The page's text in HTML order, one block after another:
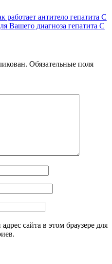
работает антитело гепатита С
Вашего диагноза гепатита C
Обязательные поля
сайта в этом браузере для